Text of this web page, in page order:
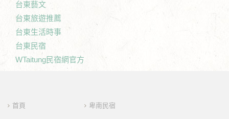
台東藝文
台東旅遊推薦
台東生活時事
台東民宿
WTaitung民宿網官方
首頁 卑南民宿